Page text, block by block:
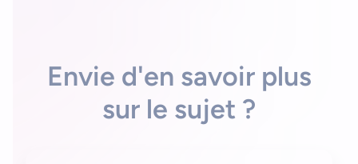
Envie d'en savoir plus
sur le sujet ?